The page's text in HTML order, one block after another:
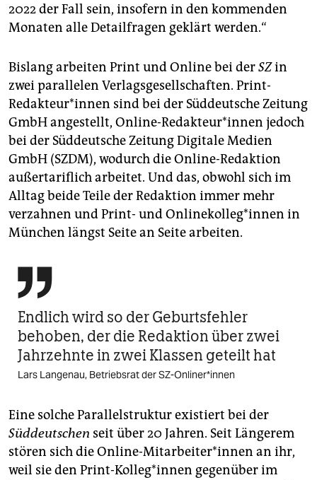
2022 der Fall sein, insofern in den kommenden
Monaten alle Detailfragen geklärt werden.“
Bislang arbeiten Print und Online bei derSZin
zwei parallelen Verlagsgesellschaften. Print-
Redakteur*innen sind bei der Süddeutsche Zeitung
GmbH angestellt, Online-Redakteur*innen jedoch
bei der Süddeutsche Zeitung Digitale Medien
GmbH (SZDM), wodurch die Online-Redaktion
außertariflich arbeitet. Und das, obwohl sich im
Alltag beide Teile der Redaktion immer mehr
verzahnen und Print- und On­line­kol­le­g*in­nen in
München längst Seite an Seite arbeiten.

Endlich wird so der Geburtsfehler
behoben, der die Redaktion über zwei
Jahrzehnte in zwei Klassen geteilt hat
Lars Langenau, Betriebsrat der SZ-Onliner*innen
Eine solche Parallelstruktur existiert bei der
Süddeutschen seit über 20 Jahren. Seit Längerem
stören sich die Online-Mitarbeiter*innen an ihr,
weil sie den Print-Kolleg*innen gegenüber im